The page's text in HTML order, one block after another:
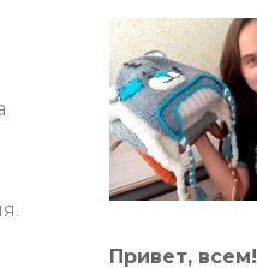
Привет, всем!